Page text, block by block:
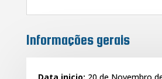
Informações gerais
Data inicio: 20 de Novembro